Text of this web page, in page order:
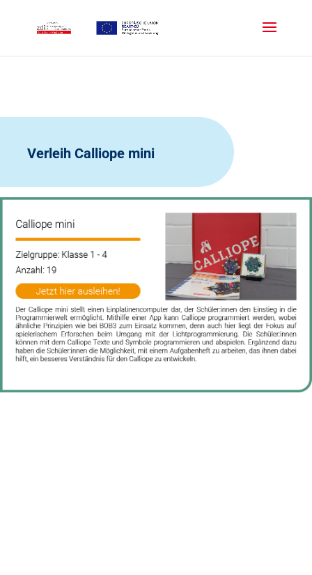
Verleih Calliope mini
Klicks